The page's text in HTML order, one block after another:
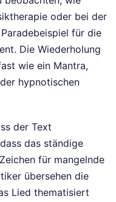
oder bei der
für die
Die Wiederholung
wie ein Mantra,
hypnotischen
der Text
das ständige
für mangelnde
übersehen die
Lied thematisiert